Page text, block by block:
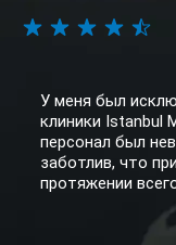
У меня был
клиники Istanbul
персонал был
заботлив, что
протяжении